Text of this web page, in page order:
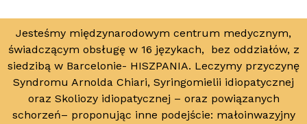
Jesteśmy międzynarodowym centrum medycznym,
świadczącym obsługę w 16 językach, bez oddziałów, z
siedzibą w Barcelonie- HISZPANIA. Leczymy przyczynę
Syndromu Arnolda Chiari, Syringomielii idiopatycznej
oraz Skoliozy idiopatycznej – oraz powiązanych
schorzeń– proponując inne podejście: małoinwazyjny